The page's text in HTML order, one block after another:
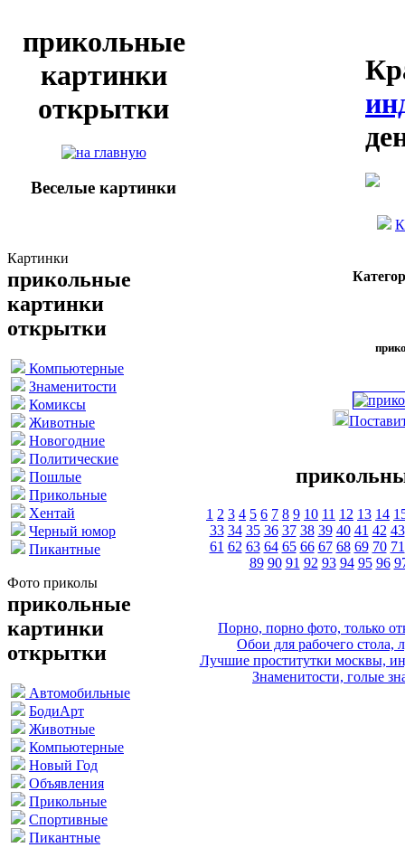
прикольные
картинки
открытки
Веселые картинки
Картинки
прикольные
картинки
открытки
Компьютерные
Знаменитости
Комиксы
Животные
Новогодние
Политические
Пошлые
Прикольные
Хентай
Черный юмор
Пикантные
Фото приколы
прикольные
картинки
открытки
Автомобильные
БодиАрт
Животные
Компьютерные
Новый Год
Объявления
Прикольные
Спортивные
Пикантные
1 2 3 4 5 6 7 8 9 10 11 12 13 14
33 34 35 36 37 38 39 40 41 42 43
61 62 63 64 65 66 67 68 69 70 71
89 90 91 92 93 94 95 96
Порно, порно фото, только
Обои для рабочего стола,
Лучшие проститутки москвы,
Знаменитости, голые